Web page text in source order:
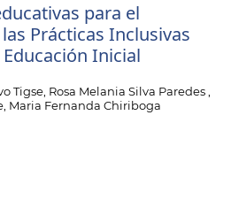
para el
Prácticas Inclusivas
Inicial
Rosa Melania Silva Paredes ,
Maria Fernanda Chiriboga